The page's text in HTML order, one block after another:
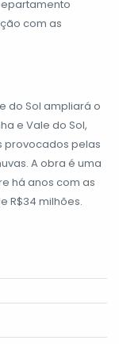
com as
do Sol ampliará o
e Vale do Sol,
provocados pelas
A obra é uma
há anos com as
R$34 milhões.